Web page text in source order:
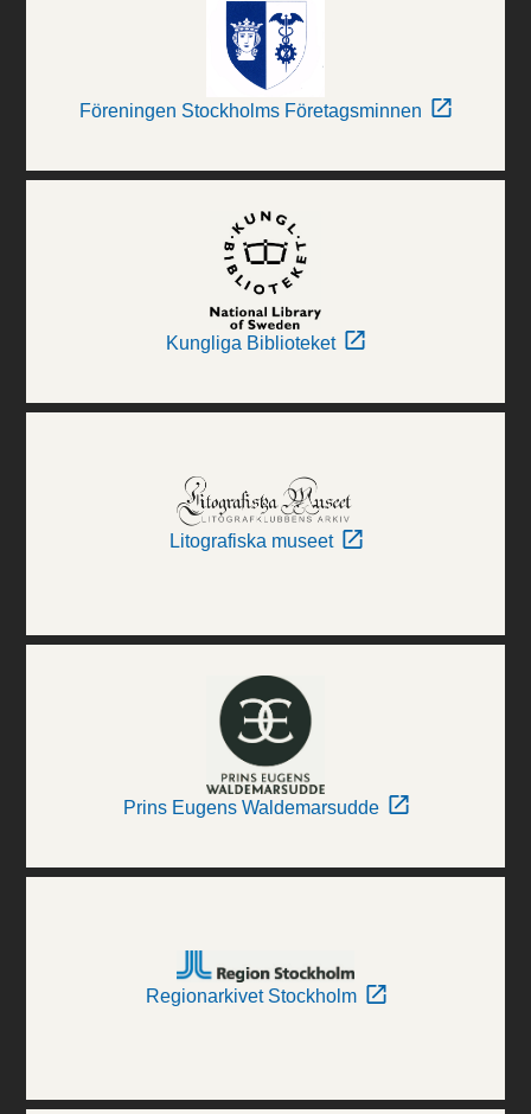
Föreningen Stockholms Företagsminnen
Kungliga Biblioteket
Litografiska museet
Prins Eugens Waldemarsudde
Regionarkivet Stockholm